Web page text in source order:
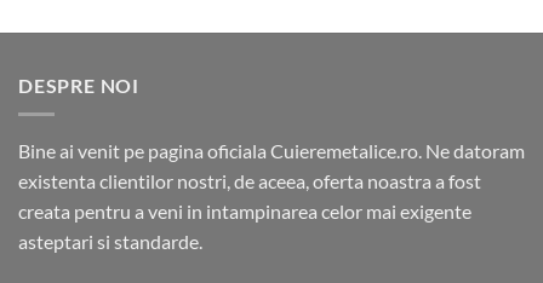
DESPRE NOI
Bine ai venit pe pagina oficiala Cuieremetalice.ro. Ne datoram
existenta clientilor nostri, de aceea, oferta noastra a fost
creata pentru a veni in intampinarea celor mai exigente
asteptari si standarde.